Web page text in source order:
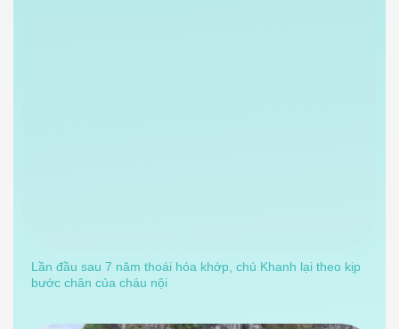
Lần đầu sau 7 năm thoái hóa khớp, chú Khanh lại theo kịp
bước chân của cháu nội